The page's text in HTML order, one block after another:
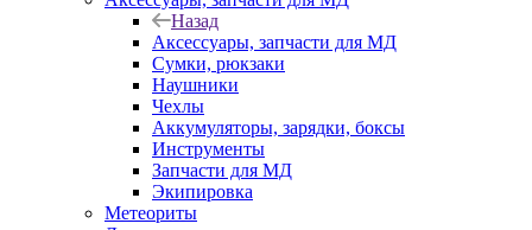
Назад
Аксессуары, запчасти для МД
Сумки, рюкзаки
Наушники
Чехлы
Аккумуляторы, зарядки, боксы
Инструменты
Запчасти для МД
Экипировка
Метеориты